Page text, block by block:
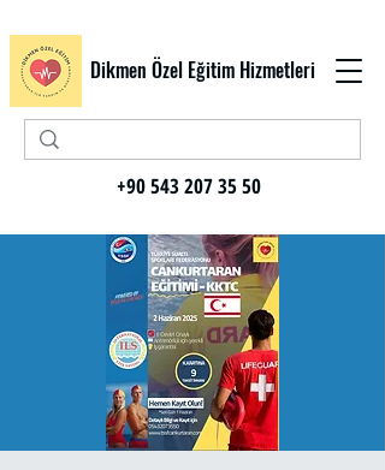
Dikmen Özel Eğitim Hizmetleri
+90 543 207 35 50